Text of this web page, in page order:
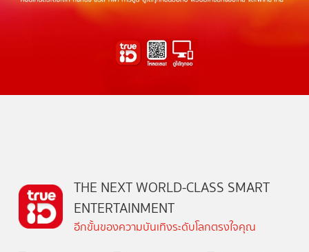
THE NEXT WORLD-CLASS SMART
ENTERTAINMENT
อีกขั้นของความบันเทิงระดับโลกตรงใจคุณ